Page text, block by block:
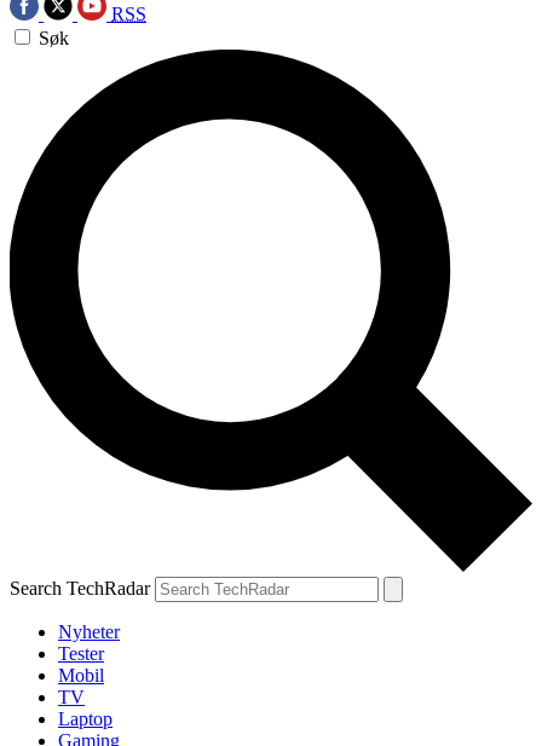
RSS
Søk
Search TechRadar
Nyheter
Tester
Mobil
TV
Laptop
Gaming